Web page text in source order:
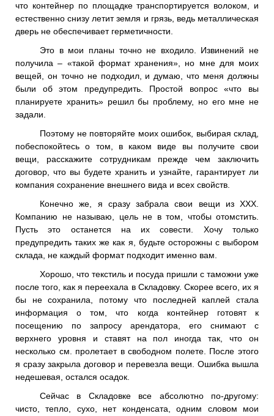
что контейнер по площадке транспортируется волоком, и
естественно снизу летит земля и грязь, ведь металлическая
дверь не обеспечивает герметичности.
Это в мои планы точно не входило. Извинений не
получила – «такой формат хранения», но мне для моих
вещей, он точно не подходил, и думаю, что меня должны
были об этом предупредить. Простой вопрос «что вы
планируете хранить» решил бы проблему, но его мне не
задали.
Поэтому не повторяйте моих ошибок, выбирая склад,
побеспокойтесь о том, в каком виде вы получите свои
вещи, расскажите сотрудникам прежде чем заключить
договор, что вы будете хранить и узнайте, гарантирует ли
компания сохранение внешнего вида и всех свойств.
Конечно же, я сразу забрала свои вещи из ХХХ.
Компанию не называю, цель не в том, чтобы отомстить.
Пусть это останется на их совести. Хочу только
предупредить таких же как я, будьте осторожны с выбором
склада, не каждый формат подходит именно вам.
Хорошо, что текстиль и посуда пришли с таможни уже
после того, как я переехала в Складовку. Скорее всего, их я
бы не сохранила, потому что последней каплей стала
информация о том, что когда контейнер готовят к
посещению по запросу арендатора, его снимают с
верхнего уровня и ставят на пол иногда так, что он
несколько см. пролетает в свободном полете. После этого
я сразу закрыла договор и перевезла вещи. Ошибка вышла
недешевая, остался осадок.
Сейчас в Складовке все абсолютно по-другому:
чисто, тепло, сухо, нет конденсата, одним словом мои